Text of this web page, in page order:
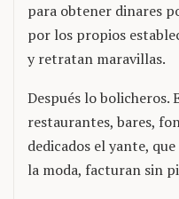
para obtener dinares
por los propios
y retratan maravillas.
Después lo bolicheros.
restaurantes, bares,
dedicados el yante,
la moda, facturan sin